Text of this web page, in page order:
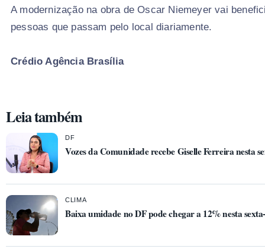
A modernização na obra de Oscar Niemeyer vai
pessoas que passam pelo local diariamente.
Crédio Agência Brasília
Leia também
DF
Vozes da Comunidade recebe Giselle Ferreira nesta
CLIMA
Baixa umidade no DF pode chegar a 12% nesta